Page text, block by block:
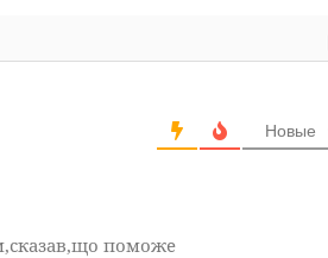
Новые
поможе